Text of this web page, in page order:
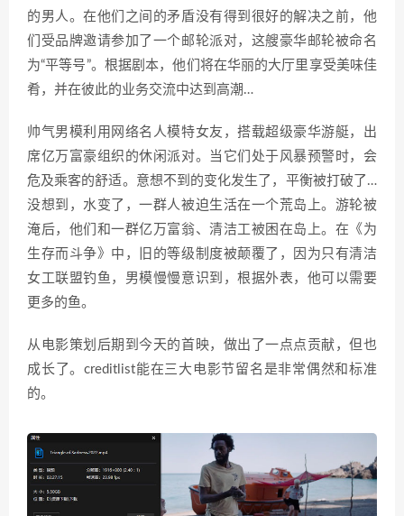
的男人。在他们之间的矛盾没有得到很好的解决之前，他
们受品牌邀请参加了一个邮轮派对，这艘豪华邮轮被命名
为“平等号”。根据剧本，他们将在华丽的大厅里享受美味佳
肴，并在彼此的业务交流中达到高潮…
帅气男模利用网络名人模特女友，搭载超级豪华游艇，出
席亿万富豪组织的休闲派对。当它们处于风暴预警时，会
危及乘客的舒适。意想不到的变化发生了，平衡被打破了…
没想到，水变了，一群人被迫生活在一个荒岛上。游轮被
淹后，他们和一群亿万富翁、清洁工被困在岛上。在《为
生存而斗争》中，旧的等级制度被颠覆了，因为只有清洁
女工联盟钓鱼，男模慢慢意识到，根据外表，他可以需要
更多的鱼。
从电影策划后期到今天的首映，做出了一点点贡献，但也
成长了。creditlist能在三大电影节留名是非常偶然和标准
的。